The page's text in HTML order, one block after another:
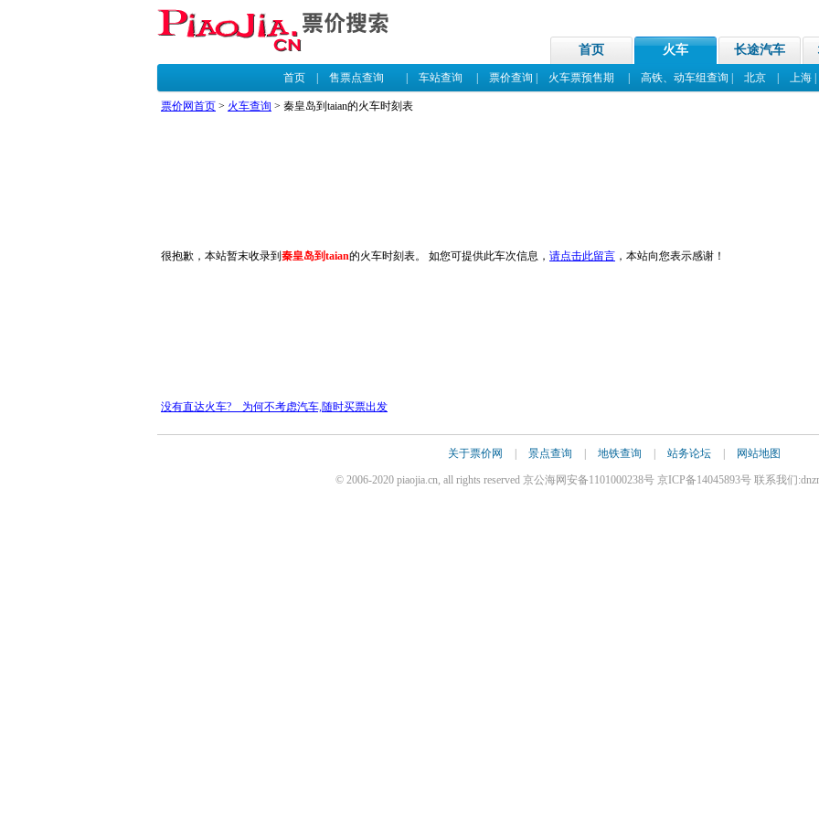
首页 火车 长途汽车
首页| 售票点查询 车站查询 票价查询 火车票预售期 高铁、动车组查询 北京| 上海
票价网首页 > 火车查询 > 秦皇岛到taian的火车时刻表
很抱歉，本站暂末收录到 秦皇岛到taian的火车时刻表。 如您可提供此车次信息， 请点击此留言 ，本站向您表示感谢！
没有直达火车? 为何不考虑汽车,随时买票出发
关于票价网 景点查询 地铁查询 站务论坛 网站地图
© 2006-2020 piaojia.cn, all rights reserved 京公海网安备1101000238号 京ICP备14045893号 联系我们